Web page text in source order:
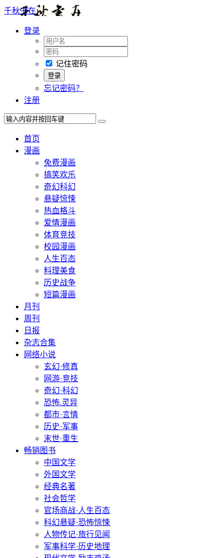
千秋书在
登录
记住密码
忘记密码？
注册
首页
漫画
免费漫画
搞笑欢乐
奇幻科幻
悬疑惊悚
热血格斗
爱情漫画
体育竞技
校园漫画
人生百态
料理美食
历史战争
短篇漫画
月刊
周刊
日报
杂志合集
网络小说
玄幻·修真
网游·竞技
奇幻·科幻
恐怖.灵异
都市·言情
历史·军事
末世·重生
畅销图书
中国文学
外国文学
经典名著
社会哲学
官场商战·人生百态
科幻悬疑·恐怖惊悚
人物传记·旅行见闻
军事科学·历史地理